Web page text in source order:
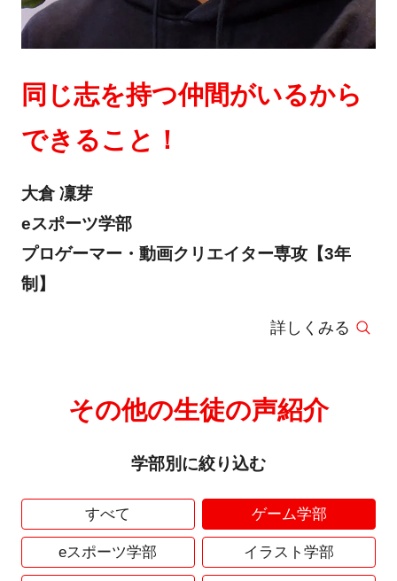
同じ志を持つ仲間がいるから
できること！
大倉 凜芽
eスポーツ学部
プロゲーマー・動画クリエイター専攻【3年
制】
詳しくみる
その他の生徒の声紹介
学部別に絞り込む
すべて ゲーム学部
eスポーツ学部 イラスト学部